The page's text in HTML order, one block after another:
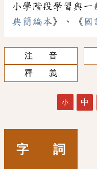
小學階段學習與
典簡編本》、《 國
注 音
釋 義
小 中
字 詞